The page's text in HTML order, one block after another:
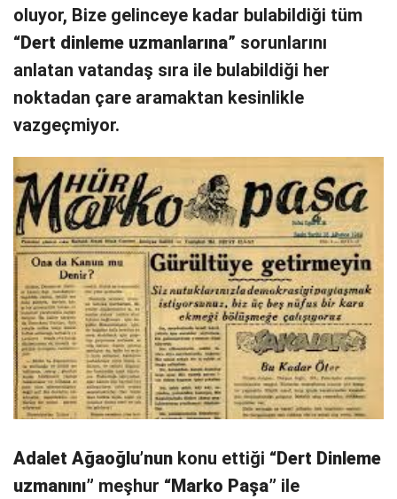
oluyor, Bize gelinceye kadar bulabildiği tüm
“Dert dinleme uzmanlarına” sorunlarını
anlatan vatandaş sıra ile bulabildiği her
noktadan çare aramaktan kesinlikle
vazgeçmiyor.
Adalet Ağaoğlu’nun konu ettiği “Dert Dinleme
uzmanını” meşhur “Marko Paşa” ile